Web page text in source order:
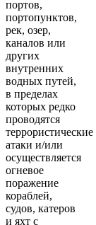
портов,
портопунктов,
рек, озер,
каналов или
других
внутренних
водных путей,
в пределах
которых редко
проводятся
террористические
атаки и/или
осуществляется
огневое
поражение
кораблей,
судов, катеров
и яхт с